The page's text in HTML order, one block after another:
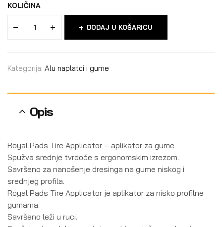
KOLIČINA
DODAJ U KOŠARICU
Kategorija: Alu naplatci i gume
Opis
Royal Pads Tire Applicator – aplikator za gume
Spužva srednje tvrdoće s ergonomskim izrezom.
Savršeno za nanošenje dresinga na gume niskog i
srednjeg profila.
Royal Pads Tire Applicator je aplikator za nisko profilne
gumama.
Savršeno leži u ruci.